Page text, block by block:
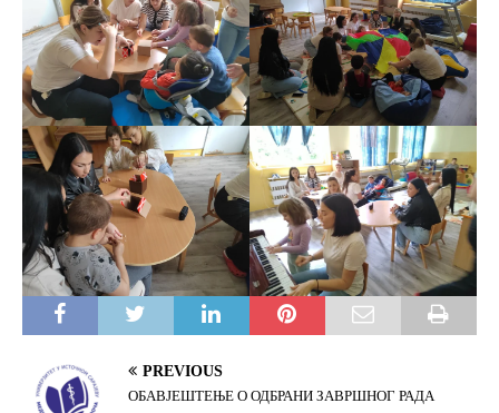
PREVIOUS
ОБАВЈЕШТЕЊЕ О ОДБРАНИ ЗАВРШНОГ РАДА